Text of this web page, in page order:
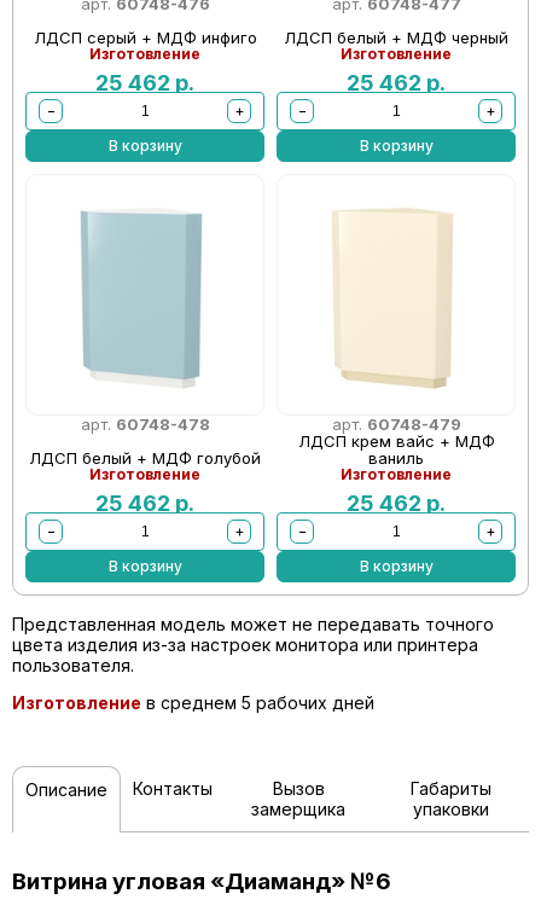
ЛДСП серый + МДФ инфиго
Изготовление
25 462 р.
−
+
В корзину
ЛДСП белый + МДФ черный
Изготовление
25 462 р.
−
+
В корзину
арт. 60748-478
ЛДСП белый + МДФ голубой
Изготовление
25 462 р.
−
+
В корзину
арт. 60748-479
ЛДСП крем вайс + МДФ
ваниль
Изготовление
25 462 р.
−
+
В корзину
Представленная модель может не передавать точного
цвета изделия из-за настроек монитора или принтера
пользователя.
Изготовление в среднем 5 рабочих дней
Описание Контакты
Вызов
замерщика
Габариты
упаковки
Витрина угловая «Диаманд» №6